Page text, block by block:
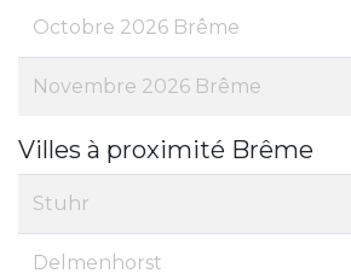
Octobre 2026 Brême
Novembre 2026 Brême
Villes à proximité Brême
Stuhr
Delmenhorst